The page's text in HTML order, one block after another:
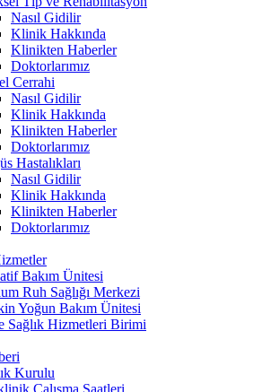
Nasıl Gidilir
Klinik Hakkında
Klinikten Haberler
Doktorlarımız
Cerrahi
Nasıl Gidilir
Klinik Hakkında
Klinikten Haberler
Doktorlarımız
Hastalıkları
Nasıl Gidilir
Klinik Hakkında
Klinikten Haberler
Doktorlarımız
Bakım Ünitesi
Ruh Sağlığı Merkezi
Yoğun Bakım Ünitesi
Sağlık Hizmetleri Birimi
Kurulu
Çalışma Saatleri